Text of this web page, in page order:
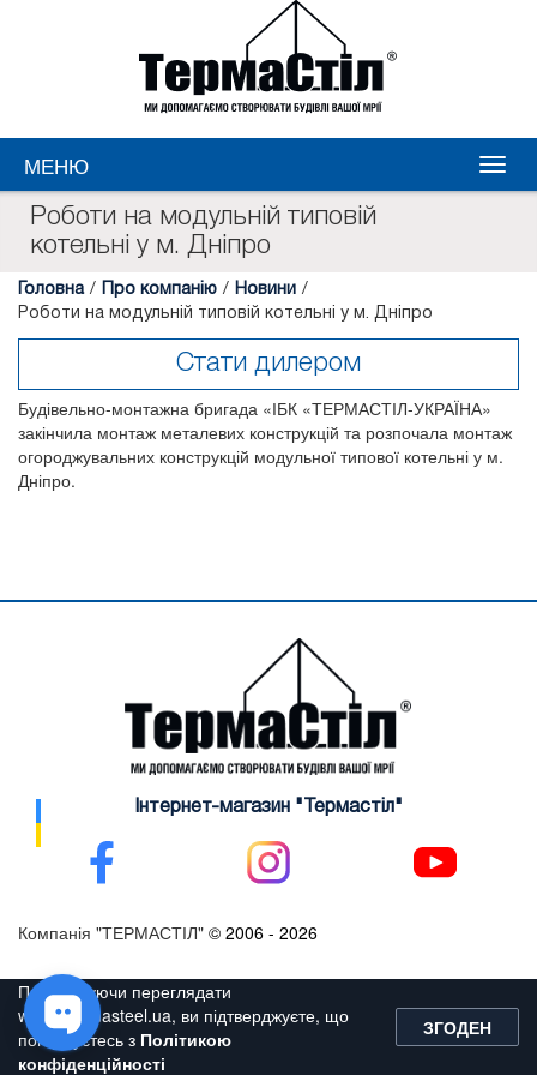
МЕНЮ
Роботи на модульній типовій
котельні у м. Дніпро
Головна / Про компанію / Новини /
Роботи на модульній типовій котельні у м. Дніпро
Стати дилером
Будівельно-монтажна бригада «ІБК «ТЕРМАСТІЛ-УКРАЇНА»
закінчила монтаж металевих конструкцій та розпочала монтаж
огороджувальних конструкцій модульної типової котельні у м.
Дніпро.
Інтернет-магазин "Термастіл"
Компанія "ТЕРМАСТІЛ" © 2006 - 2026
Продовжуючи переглядати
www.thermasteel.ua, ви підтверджуєте, що
погоджуєтесь з Політикою
конфіденційності
ЗГОДЕН